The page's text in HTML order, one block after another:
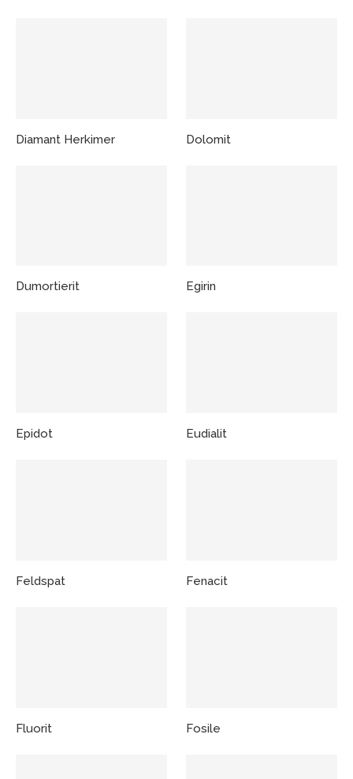
Diamant Herkimer Dolomit
Dumortierit Egirin
Epidot Eudialit
Feldspat Fenacit
Fluorit Fosile